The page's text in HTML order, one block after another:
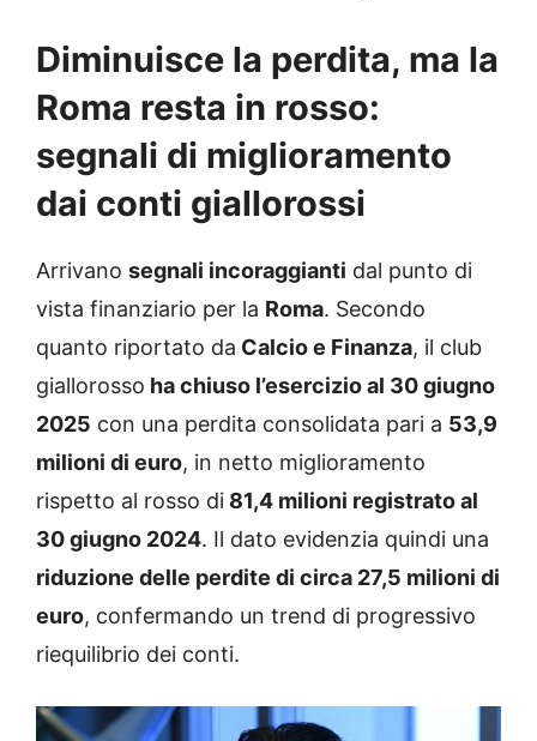
Diminuisce la perdita, ma la
Roma resta in rosso:
segnali di miglioramento
dai conti giallorossi
Arrivano segnali incoraggianti dal punto di
vista finanziario per la Roma. Secondo
quanto riportato da Calcio e Finanza, il club
giallorosso ha chiuso l’esercizio al 30 giugno
2025 con una perdita consolidata pari a 53,9
milioni di euro, in netto miglioramento
rispetto al rosso di 81,4 milioni registrato al
30 giugno 2024. Il dato evidenzia quindi una
riduzione delle perdite di circa 27,5 milioni di
euro, confermando un trend di progressivo
riequilibrio dei conti.